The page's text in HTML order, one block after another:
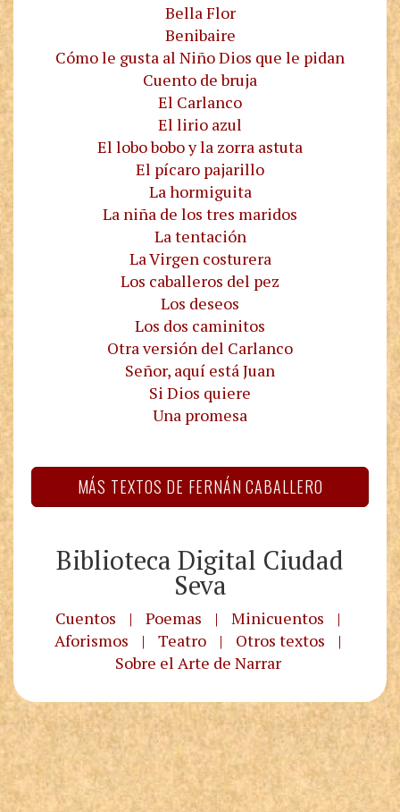
Bella Flor
Benibaire
Cómo le gusta al Niño Dios que le pidan
Cuento de bruja
El Carlanco
El lirio azul
El lobo bobo y la zorra astuta
El pícaro pajarillo
La hormiguita
La niña de los tres maridos
La tentación
La Virgen costurera
Los caballeros del pez
Los deseos
Los dos caminitos
Otra versión del Carlanco
Señor, aquí está Juan
Si Dios quiere
Una promesa
MÁS TEXTOS DE FERNÁN CABALLERO
Biblioteca Digital Ciudad
Seva
Cuentos | Poemas | Minicuentos
|
Aforismos
| Teatro | Otros textos
|
Sobre el Arte de Narrar